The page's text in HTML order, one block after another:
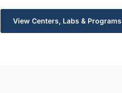
View Centers, Labs & Programs